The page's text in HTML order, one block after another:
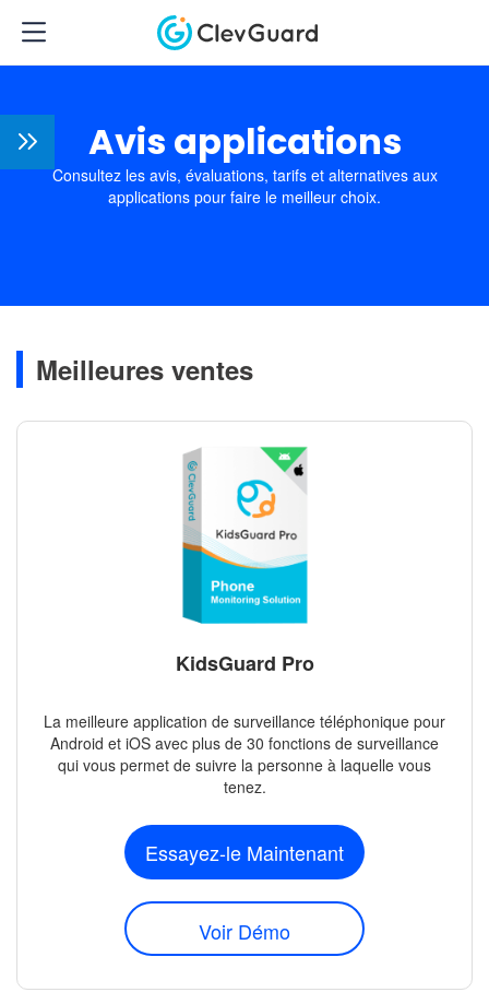
Avis applications
Consultez les avis, évaluations, tarifs et alternatives aux
applications pour faire le meilleur choix.
Meilleures ventes
KidsGuard Pro
La meilleure application de surveillance téléphonique pour
Android et iOS avec plus de 30 fonctions de surveillance
qui vous permet de suivre la personne à laquelle vous
tenez.
Essayez-le Maintenant
Voir Démo